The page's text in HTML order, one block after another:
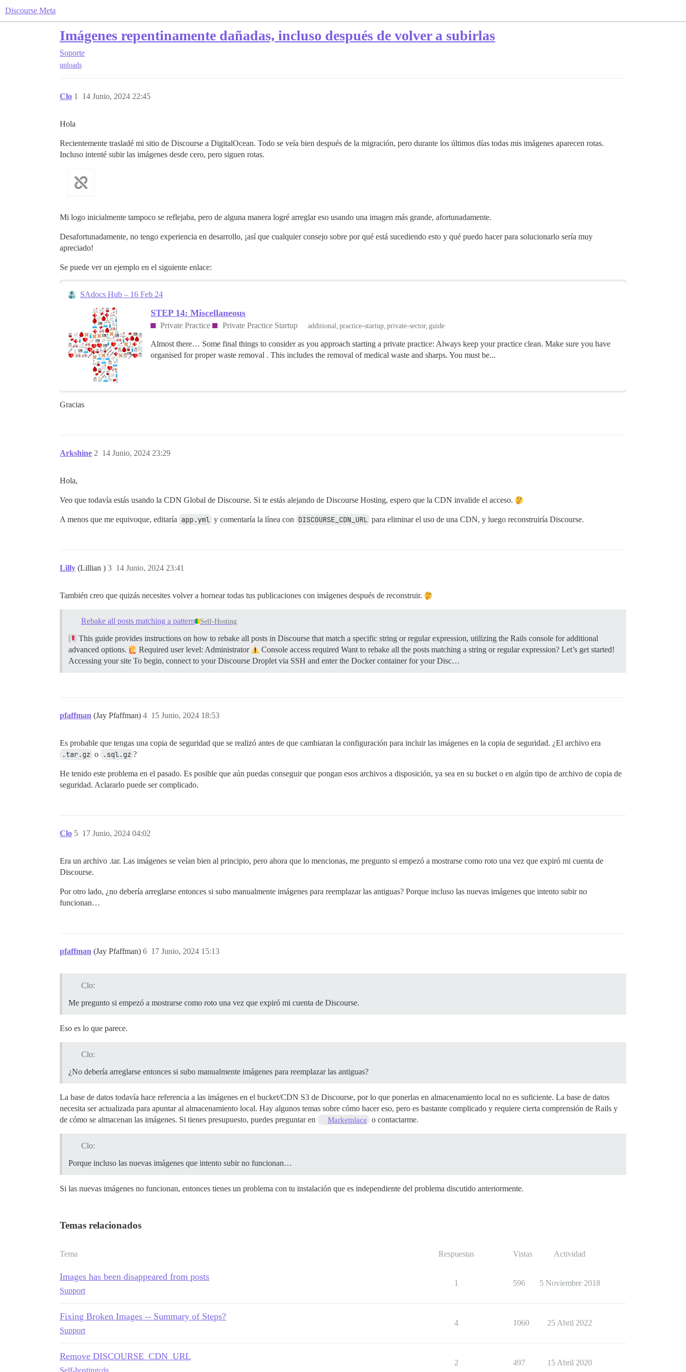
Discourse Meta
Imágenes repentinamente dañadas, incluso después de volver a subirlas
Soporte
uploads
Clo 14 Junio, 2024 22:45
1
Hola
Recientemente trasladé mi sitio de Discourse a DigitalOcean. Todo se veía bien después de la migración, pero durante los últimos días todas mis imágenes aparecen rotas.
Incluso intenté subir las imágenes desde cero, pero siguen rotas.
Mi logo inicialmente tampoco se reflejaba, pero de alguna manera logré arreglar eso usando una imagen más grande, afortunadamente.
Desafortunadamente, no tengo experiencia en desarrollo, ¡así que cualquier consejo sobre por qué está sucediendo esto y qué puedo hacer para solucionarlo sería muy
apreciado!
Se puede ver un ejemplo en el siguiente enlace:
SAdocs Hub – 16 Feb 24
STEP 14: Miscellaneous
Private Practice Private Practice Startup additional practice-startup private-sector guide
Almost there… Some final things to consider as you approach starting a private practice: Always keep your practice clean. Make sure you have
organised for proper waste removal . This includes the removal of medical waste and sharps. You must be...
Gracias
Arkshine 14 Junio, 2024 23:29
2
Hola,
Veo que todavía estás usando la CDN Global de Discourse. Si te estás alejando de Discourse Hosting, espero que la CDN invalide el acceso.
A menos que me equivoque, editaría app.yml y comentaría la línea con DISCOURSE_CDN_URL para eliminar el uso de una CDN, y luego reconstruiría Discourse.
Lilly (Lillian ) 14 Junio, 2024 23:41
3
También creo que quizás necesites volver a hornear todas tus publicaciones con imágenes después de reconstruir.
Rebake all posts matching a pattern Self-Hosting
This guide provides instructions on how to rebake all posts in Discourse that match a specific string or regular expression, utilizing the Rails console for additional
advanced options.
Required user level: Administrator
Console access required Want to rebake all the posts matching a string or regular expression? Let’s get started!
Accessing your site To begin, connect to your Discourse Droplet via SSH and enter the Docker container for your Disc…
pfaffman (Jay Pfaffman) 15 Junio, 2024 18:53
4
Es probable que tengas una copia de seguridad que se realizó antes de que cambiaran la configuración para incluir las imágenes en la copia de seguridad. ¿El archivo era
.tar.gz o .sql.gz ?
He tenido este problema en el pasado. Es posible que aún puedas conseguir que pongan esos archivos a disposición, ya sea en su bucket o en algún tipo de archivo de copia de
seguridad. Aclararlo puede ser complicado.
Clo 17 Junio, 2024 04:02
5
Era un archivo .tar. Las imágenes se veían bien al principio, pero ahora que lo mencionas, me pregunto si empezó a mostrarse como roto una vez que expiró mi cuenta de
Discourse.
Por otro lado, ¿no debería arreglarse entonces si subo manualmente imágenes para reemplazar las antiguas? Porque incluso las nuevas imágenes que intento subir no
funcionan…
pfaffman (Jay Pfaffman) 17 Junio, 2024 15:13
6
Clo:
Me pregunto si empezó a mostrarse como roto una vez que expiró mi cuenta de Discourse.
Eso es lo que parece.
Clo:
¿No debería arreglarse entonces si subo manualmente imágenes para reemplazar las antiguas?
La base de datos todavía hace referencia a las imágenes en el bucket/CDN S3 de Discourse, por lo que ponerlas en almacenamiento local no es suficiente. La base de datos
necesita ser actualizada para apuntar al almacenamiento local. Hay algunos temas sobre cómo hacer eso, pero es bastante complicado y requiere cierta comprensión de Rails y
de cómo se almacenan las imágenes. Si tienes presupuesto, puedes preguntar en
Marketplace o contactarme.
Clo:
Porque incluso las nuevas imágenes que intento subir no funcionan…
Si las nuevas imágenes no funcionan, entonces tienes un problema con tu instalación que es independiente del problema discutido anteriormente.
Temas relacionados
Tema Respuestas Vistas Actividad
Images has been disappeared from posts
Support
1 596 5 Noviembre 2018
Fixing Broken Images -- Summary of Steps?
Support
4 1060 25 Abril 2022
Remove DISCOURSE_CDN_URL
Self-hostingcdn
2 497 15 Abril 2020